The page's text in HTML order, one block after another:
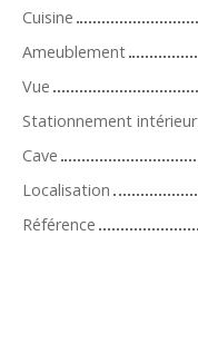
Cuisine
Ameublement
Vue
Stationnement intérieur
Cave
Localisation
Référence